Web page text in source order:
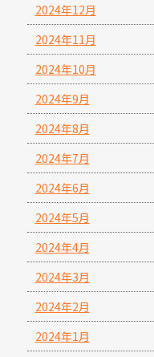
2024年12月
2024年11月
2024年10月
2024年9月
2024年8月
2024年7月
2024年6月
2024年5月
2024年4月
2024年3月
2024年2月
2024年1月